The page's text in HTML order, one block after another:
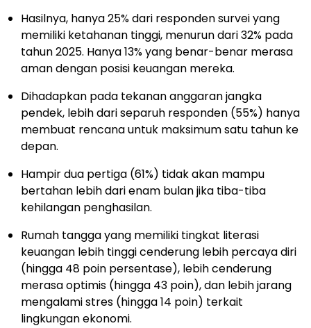
Hasilnya, hanya 25% dari responden survei yang
memiliki ketahanan tinggi, menurun dari 32% pada
tahun 2025. Hanya 13% yang benar-benar merasa
aman dengan posisi keuangan mereka.
Dihadapkan pada tekanan anggaran jangka
pendek, lebih dari separuh responden (55%) hanya
membuat rencana untuk maksimum satu tahun ke
depan.
Hampir dua pertiga (61%) tidak akan mampu
bertahan lebih dari enam bulan jika tiba-tiba
kehilangan penghasilan.
Rumah tangga yang memiliki tingkat literasi
keuangan lebih tinggi cenderung lebih percaya diri
(hingga 48 poin persentase), lebih cenderung
merasa optimis (hingga 43 poin), dan lebih jarang
mengalami stres (hingga 14 poin) terkait
lingkungan ekonomi.